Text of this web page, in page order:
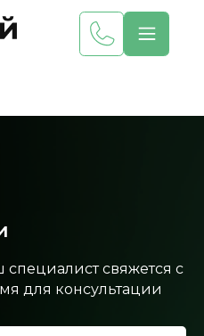
свяжется с
для консультации